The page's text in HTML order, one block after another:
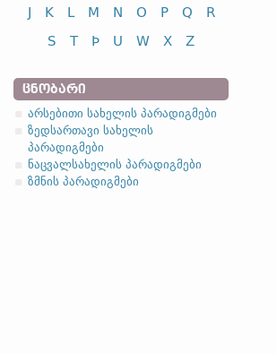
J
K L M N O P Q
R
S
T Þ U W X Z
ᲪᲜᲝᲑᲐᲠᲘ
არსებითი სახელის პარადიგმები
ზედსართავი სახელის
პარადიგმები
ნაცვალსახელის პარადიგმები
ზმნის პარადიგმები